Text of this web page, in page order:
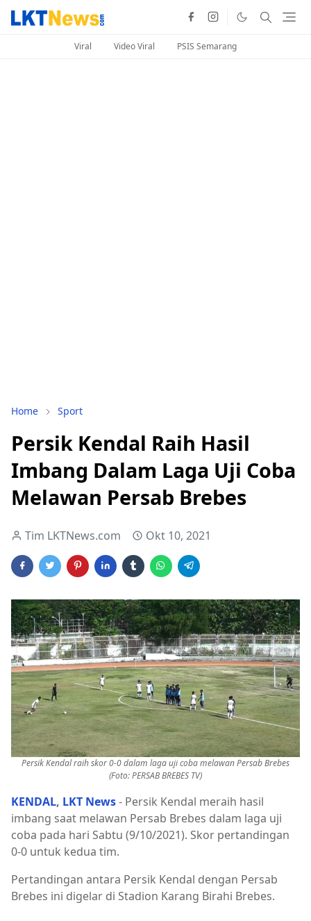
Viral Video Viral PSIS Semarang
Home Sport
Persik Kendal Raih Hasil
Imbang Dalam Laga Uji Coba
Melawan Persab Brebes
Tim LKTNews.com Okt 10, 2021
Persik Kendal raih skor 0-0 dalam laga uji coba melawan Persab Brebes
(Foto: PERSAB BREBES TV)
KENDAL, LKT News- Persik Kendal meraih hasil
imbang saat melawan Persab Brebes dalam laga uji
coba pada hari Sabtu (9/10/2021). Skor pertandingan
0-0 untuk kedua tim.
Pertandingan antara Persik Kendal dengan Persab
Brebes ini digelar di Stadion Karang Birahi Brebes.